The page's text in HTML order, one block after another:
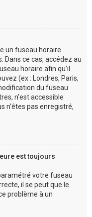
un fuseau horaire
Dans ce cas, accédez au
horaire afin qu’il
(ex : Londres, Paris,
du fuseau
n’est accessible
n’êtes pas enregistré,
est toujours
votre fuseau
il se peut que le
problème à un